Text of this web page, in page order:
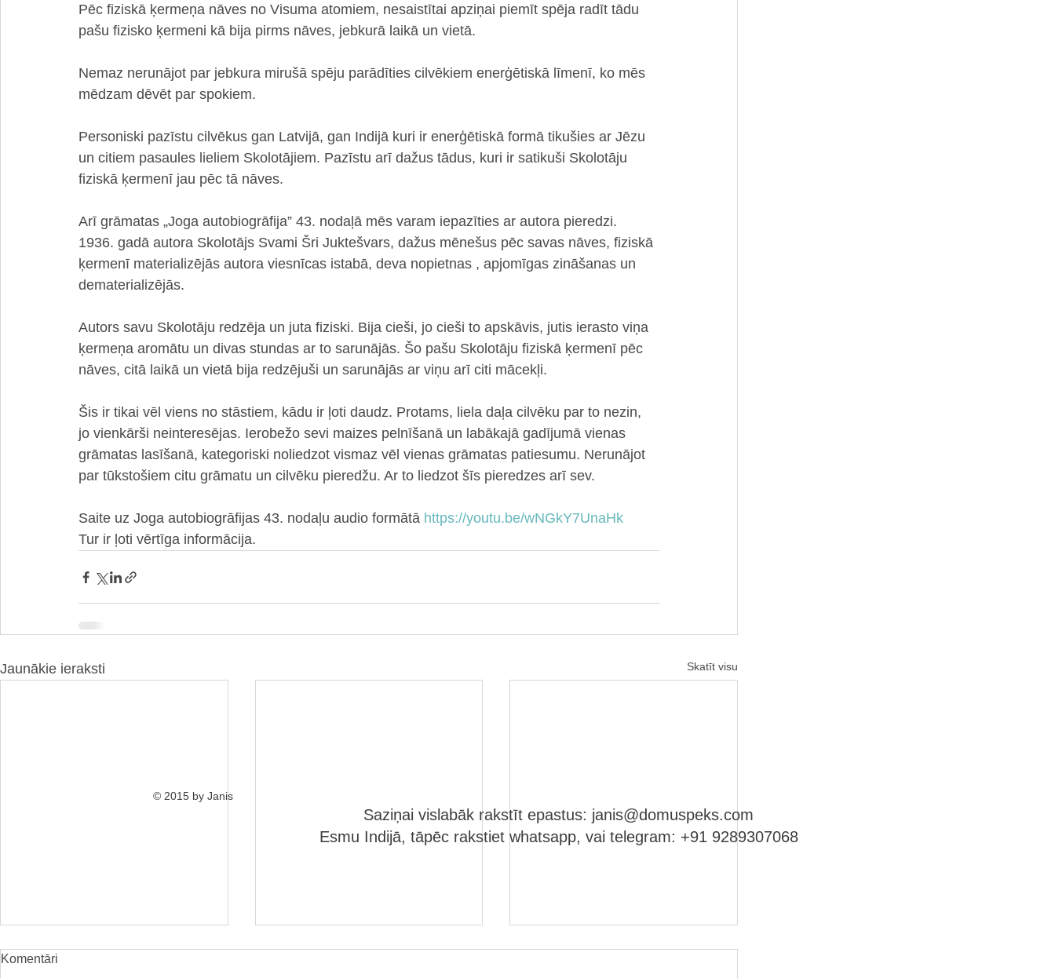
Pēc fiziskā ķermeņa nāves no Visuma atomiem, nesaistītai apziņai piemīt spēja radīt tādu
pašu fizisko ķermeni kā bija pirms nāves, jebkurā laikā un vietā.
Nemaz nerunājot par jebkura mirušā spēju parādīties cilvēkiem enerģētiskā līmenī, ko mēs
mēdzam dēvēt par spokiem.
Personiski pazīstu cilvēkus gan Latvijā, gan Indijā kuri ir enerģētiskā formā tikušies ar Jēzu
un citiem pasaules lieliem Skolotājiem. Pazīstu arī dažus tādus, kuri ir satikuši Skolotāju
fiziskā ķermenī jau pēc tā nāves.
Arī grāmatas „Joga autobiogrāfija” 43. nodaļā mēs varam iepazīties ar autora pieredzi.
1936. gadā autora Skolotājs Svami Šri Juktešvars, dažus mēnešus pēc savas nāves, fiziskā
ķermenī materializējās autora viesnīcas istabā, deva nopietnas , apjomīgas zināšanas un
dematerializējās.
Autors savu Skolotāju redzēja un juta fiziski. Bija cieši, jo cieši to apskāvis, jutis ierasto viņa
ķermeņa aromātu un divas stundas ar to sarunājās. Šo pašu Skolotāju fiziskā ķermenī pēc
nāves, citā laikā un vietā bija redzējuši un sarunājās ar viņu arī citi mācekļi.
Šis ir tikai vēl viens no stāstiem, kādu ir ļoti daudz. Protams, liela daļa cilvēku par to nezin,
jo vienkārši neinteresējas. Ierobežo sevi maizes pelnīšanā un labākajā gadījumā vienas
grāmatas lasīšanā, kategoriski noliedzot vismaz vēl vienas grāmatas patiesumu. Nerunājot
par tūkstošiem citu grāmatu un cilvēku pieredžu. Ar to liedzot šīs pieredzes arī sev.
Saite uz Joga autobiogrāfijas 43. nodaļu audio formātā https://youtu.be/wNGkY7UnaHk
Tur ir ļoti vērtīga informācija.
Jaunākie ieraksti Skatīt visu
Tev pienākas viss kas uz šīs
Komentāri
© 2015 by Janis
Saziņai vislabāk rakstīt epastus: janis@domuspeks.com
Esmu Indijā, tāpēc rakstiet whatsapp, vai telegram: +91 9289307068